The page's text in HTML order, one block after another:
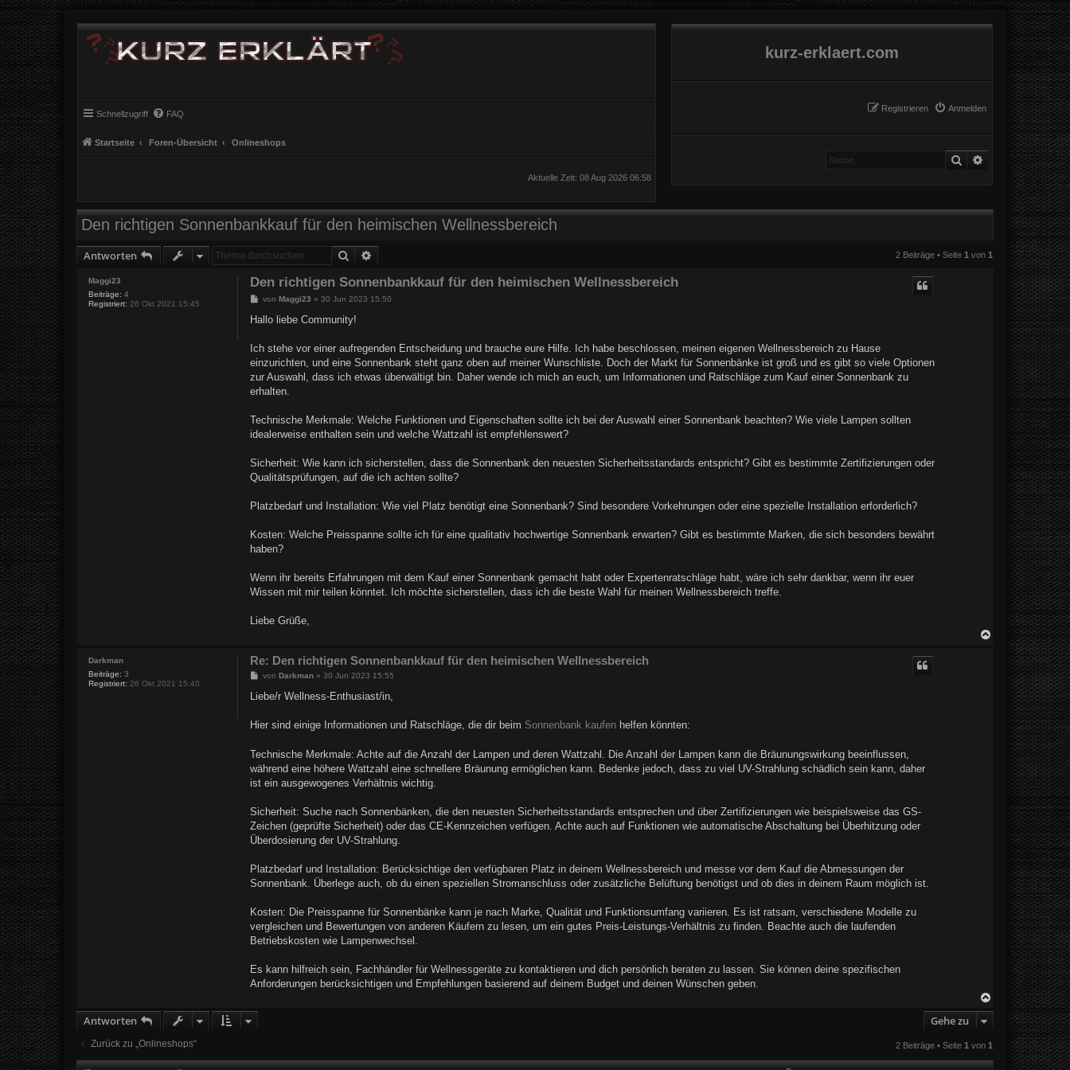
kurz-erklaert.com
Anmelden
Registrieren
Schnellzugriff FAQ
Startseite Foren-Übersicht Onlineshops
Suche Erweiterte Suche
Aktuelle Zeit: 08 Aug 2026 06:58
Den richtigen Sonnenbankkauf für den heimischen Wellnessbereich
Antworten Suche 2 Beiträge • Seite 1von 1
Maggi23
Beiträge: 4
Registriert: 26 Okt 2021 15:45
Den richtigen Sonnenbankkauf für den heimischen Wellnessbereich
B
i
a
vonMaggi23 »30 Jun 2023 15:50
Hallo liebe Community!
Ich stehe vor einer aufregenden Entscheidung und brauche eure Hilfe. Ich habe beschlossen, meinen eigenen Wellnessbereich zu Hause
einzurichten, und eine Sonnenbank steht ganz oben auf meiner Wunschliste. Doch der Markt für Sonnenbänke ist groß und es gibt so viele Optionen
zur Auswahl, dass ich etwas überwältigt bin. Daher wende ich mich an euch, um Informationen und Ratschläge zum Kauf einer Sonnenbank zu
erhalten.
Technische Merkmale: Welche Funktionen und Eigenschaften sollte ich bei der Auswahl einer Sonnenbank beachten? Wie viele Lampen sollten
idealerweise enthalten sein und welche Wattzahl ist empfehlenswert?
Sicherheit: Wie kann ich sicherstellen, dass die Sonnenbank den neuesten Sicherheitsstandards entspricht? Gibt es bestimmte Zertifizierungen oder
Qualitätsprüfungen, auf die ich achten sollte?
Platzbedarf und Installation: Wie viel Platz benötigt eine Sonnenbank? Sind besondere Vorkehrungen oder eine spezielle Installation erforderlich?
Kosten: Welche Preisspanne sollte ich für eine qualitativ hochwertige Sonnenbank erwarten? Gibt es bestimmte Marken, die sich besonders bewährt
haben?
Wenn ihr bereits Erfahrungen mit dem Kauf einer Sonnenbank gemacht habt oder Expertenratschläge habt, wäre ich sehr dankbar, wenn ihr euer
Wissen mit mir teilen könntet. Ich möchte sicherstellen, dass ich die beste Wahl für meinen Wellnessbereich treffe.
Liebe Grüße,
Darkman
Beiträge: 3
Registriert: 26 Okt 2021 15:40
Re: Den richtigen Sonnenbankkauf für den heimischen Wellnessbereich
B
i
a
von Darkman »30 Jun 2023 15:55
Liebe/r Wellness-Enthusiast/in,
Hier sind einige Informationen und Ratschläge, die dir beim Sonnenbank kaufen helfen könnten:
Technische Merkmale: Achte auf die Anzahl der Lampen und deren Wattzahl. Die Anzahl der Lampen kann die Bräunungswirkung beeinflussen,
während eine höhere Wattzahl eine schnellere Bräunung ermöglichen kann. Bedenke jedoch, dass zu viel UV-Strahlung schädlich sein kann, daher
ist ein ausgewogenes Verhältnis wichtig.
Sicherheit: Suche nach Sonnenbänken, die den neuesten Sicherheitsstandards entsprechen und über Zertifizierungen wie beispielsweise das GS-
Zeichen (geprüfte Sicherheit) oder das CE-Kennzeichen verfügen. Achte auch auf Funktionen wie automatische Abschaltung bei Überhitzung oder
Überdosierung der UV-Strahlung.
Platzbedarf und Installation: Berücksichtige den verfügbaren Platz in deinem Wellnessbereich und messe vor dem Kauf die Abmessungen der
Sonnenbank. Überlege auch, ob du einen speziellen Stromanschluss oder zusätzliche Belüftung benötigst und ob dies in deinem Raum möglich ist.
Kosten: Die Preisspanne für Sonnenbänke kann je nach Marke, Qualität und Funktionsumfang variieren. Es ist ratsam, verschiedene Modelle zu
vergleichen und Bewertungen von anderen Käufern zu lesen, um ein gutes Preis-Leistungs-Verhältnis zu finden. Beachte auch die laufenden
Betriebskosten wie Lampenwechsel.
Es kann hilfreich sein, Fachhändler für Wellnessgeräte zu kontaktieren und dich persönlich beraten zu lassen. Sie können deine spezifischen
Anforderungen berücksichtigen und Empfehlungen basierend auf deinem Budget und deinen Wünschen geben.
Antworten Gehe zu
Zurück zu „Onlineshops“ 2 Beiträge • Seite 1 von 1